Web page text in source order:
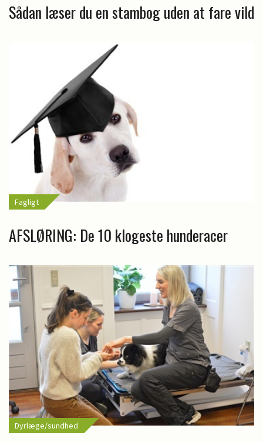
Sådan læser du en stambog uden at fare vild
Fagligt
AFSLØRING: De 10 klogeste hunderacer
Dyrlæge/sundhed